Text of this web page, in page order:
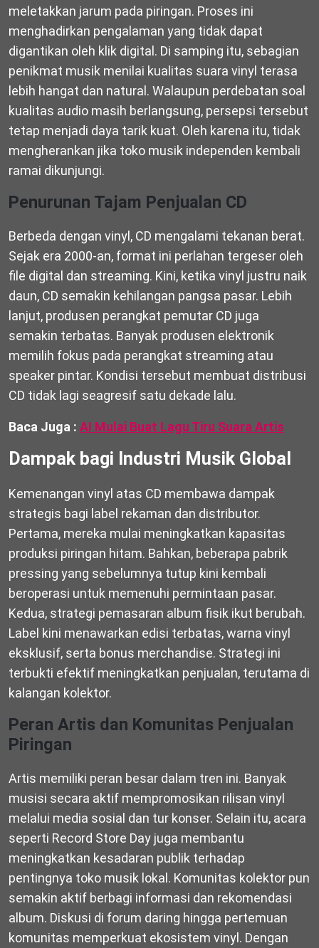
meletakkan jarum pada piringan. Proses ini
menghadirkan pengalaman yang tidak dapat
digantikan oleh klik digital. Di samping itu, sebagian
penikmat musik menilai kualitas suara vinyl terasa
lebih hangat dan natural. Walaupun perdebatan soal
kualitas audio masih berlangsung, persepsi tersebut
tetap menjadi daya tarik kuat. Oleh karena itu, tidak
mengherankan jika toko musik independen kembali
ramai dikunjungi.
Penurunan Tajam Penjualan CD
Berbeda dengan vinyl, CD mengalami tekanan berat.
Sejak era 2000-an, format ini perlahan tergeser oleh
file digital dan streaming. Kini, ketika vinyl justru naik
daun, CD semakin kehilangan pangsa pasar. Lebih
lanjut, produsen perangkat pemutar CD juga
semakin terbatas. Banyak produsen elektronik
memilih fokus pada perangkat streaming atau
speaker pintar. Kondisi tersebut membuat distribusi
CD tidak lagi seagresif satu dekade lalu.
Baca Juga : AI Mulai Buat Lagu Tiru Suara Artis
Dampak bagi Industri Musik Global
Kemenangan vinyl atas CD membawa dampak
strategis bagi label rekaman dan distributor.
Pertama, mereka mulai meningkatkan kapasitas
produksi piringan hitam. Bahkan, beberapa pabrik
pressing yang sebelumnya tutup kini kembali
beroperasi untuk memenuhi permintaan pasar.
Kedua, strategi pemasaran album fisik ikut berubah.
Label kini menawarkan edisi terbatas, warna vinyl
eksklusif, serta bonus merchandise. Strategi ini
terbukti efektif meningkatkan penjualan, terutama di
kalangan kolektor.
Peran Artis dan Komunitas Penjualan
Piringan
Artis memiliki peran besar dalam tren ini. Banyak
musisi secara aktif mempromosikan rilisan vinyl
melalui media sosial dan tur konser. Selain itu, acara
seperti Record Store Day juga membantu
meningkatkan kesadaran publik terhadap
pentingnya toko musik lokal. Komunitas kolektor pun
semakin aktif berbagi informasi dan rekomendasi
album. Diskusi di forum daring hingga pertemuan
komunitas memperkuat ekosistem vinyl. Dengan